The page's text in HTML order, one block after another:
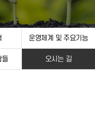
운영체계 및 주요기능
들 오시는 길